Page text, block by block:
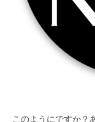
このようにですか？